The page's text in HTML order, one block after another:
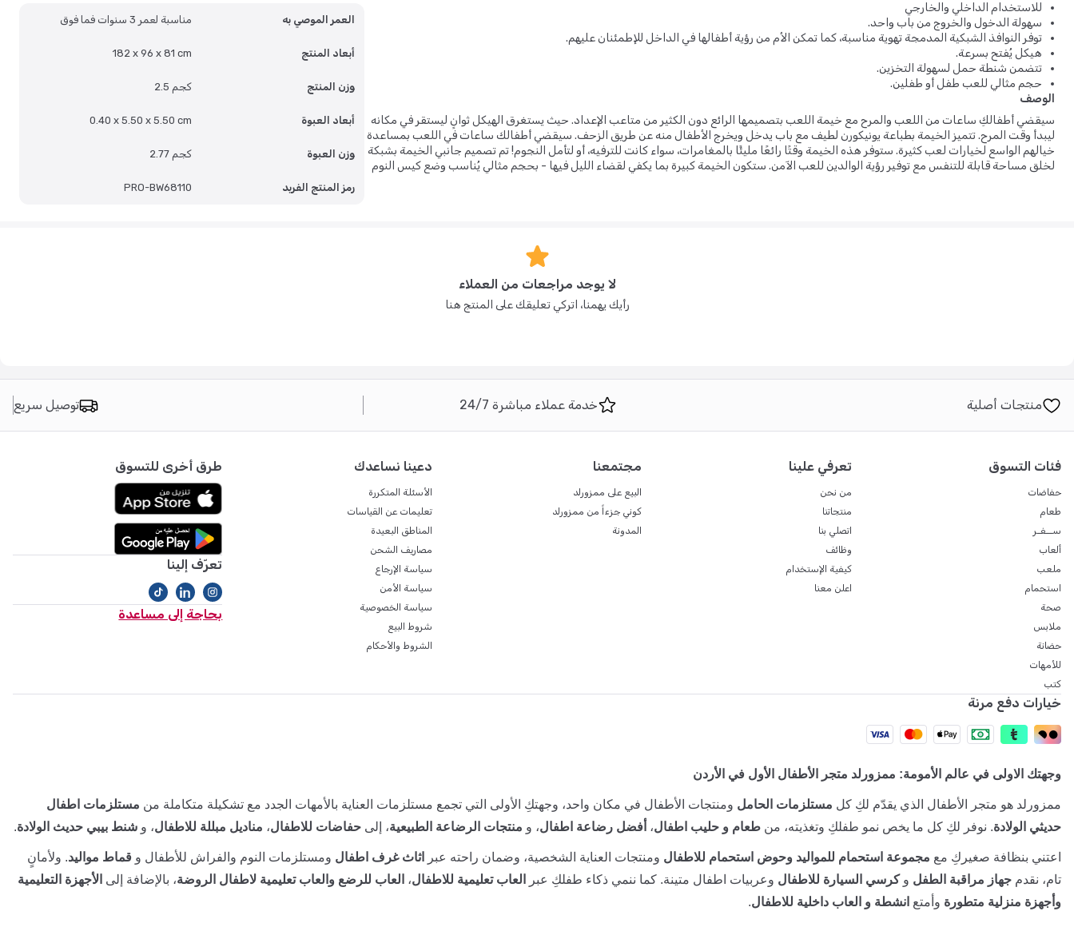
للاستخدام الداخلي والخارجي
سهولة الدخول والخروج من باب واحد.
توفر النوافذ الشبكية المدمجة تهوية مناسبة، كما تمكن الأم من رؤية أطفالها في الداخل للإطمئنان عليهم.
هيكل يُفتح بسرعة.
تتضمن شنطة حمل لسهولة التخزين.
حجم مثالي للعب طفل أو طفلين.
الوصف
سيقضي أطفالكِ ساعات من اللعب والمرح مع خيمة اللعب بتصميمها الرائع دون الكثير من متاعب الإعداد. حيث يستغرق الهيكل ثوانٍ ليستقر في مكانه
ليبدأ وقت المرح. تتميز الخيمة بطباعة يونيكورن لطيف مع باب يدخل ويخرج الأطفال منه عن طريق الزحف. سيقضي أطفالك ساعات في اللعب بمساعدة
خيالهم الواسع لخيارات لعب كثيرة. ستوفر هذه الخيمة وقتًا رائعًا مليئًا بالمغامرات، سواء كانت للترفيه، أو لتأمل النجوم! تم تصميم جانبي الخيمة بشبكة
لخلق مساحة قابلة للتنفس مع توفير رؤية الوالدين للعب الآمن. ستكون الخيمة كبيرة بما يكفي لقضاء الليل فيها - بحجم مثالي يُناسب وضع كيس النوم
العمر الموصي به مناسبة لعمر 3 سنوات فما فوق
أبعاد المنتج 182 x 96 x 81 cm
وزن المنتج 2.5 كجم
أبعاد العبوة 0.40 x 5.50 x 5.50 cm
وزن العبوة 2.77 كجم
رمز المنتج الفريد PRO-BW68110
لا يوجد مراجعات من العملاء
رأيك يهمنا، اتركي تعليقك على المنتج هنا
منتجات أصلية خدمة عملاء مباشرة 24/7 توصيل سريع
فئات التسوق
حفاضات
طعام
ســفـر
ألعاب
ملعب
استحمام
صحة
ملابس
حضانة
للأمهات
كتب
تعرفي علينا
من نحن
منتجاتنا
اتصلي بنا
وظائف
كيفية الإستخدام
اعلن معنا
مجتمعنا
البيع على ممزورلد
كوني جزءاً من ممزورلد
المدونة
دعينا نساعدك
الأسئلة المتكررة
تعليمات عن القياسات
المناطق البعيدة
مصاريف الشحن
سياسة الإرجاع
سياسة الأمن
سياسة الخصوصية
شروط البيع
الشروط والأحكام
طرق أخرى للتسوق
تعرّف إلينا
بحاجة إلى مساعدة
خيارات دفع مرنة
وجهتك الاولى في عالم الأمومة: ممزورلد متجر الأطفال الأول في الأردن
ممزورلد هو متجر الأطفال الذي يقدّم لكِ كل مستلزمات الحامل ومنتجات الأطفال في مكان واحد، وجهتكِ الأولى التي تجمع مستلزمات العناية بالأمهات الجدد مع تشكيلة متكاملة من مستلزمات اطفال
حديثي الولادة. نوفر لكِ كل ما يخص نمو طفلكِ وتغذيته، من طعام و حليب اطفال، أفضل رضاعة اطفال، و منتجات الرضاعة الطبيعية، إلى حفاضات للاطفال، مناديل مبللة للاطفال، و شنط بيبي حديث الولادة.
اعتني بنظافة صغيركِ مع مجموعة استحمام للمواليد وحوض استحمام للاطفال ومنتجات العناية الشخصية، وضمان راحته عبر اثاث غرف اطفال ومستلزمات النوم والفراش للأطفال و قماط مواليد. ولأمانٍ
تام، نقدم جهاز مراقبة الطفل وكرسي السيارة للاطفال وعربيات اطفال متينة. كما ننمي ذكاء طفلكِ عبر العاب تعليمية للاطفال، العاب للرضع والعاب تعليمية لاطفال الروضة، بالإضافة إلى الأجهزة التعليمية
وأجهزة منزلية متطورة وأمتع انشطة و العاب داخلية للاطفال.